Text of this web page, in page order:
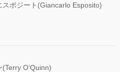
スポジート(Giancarlo Esposito)
O’Quinn)